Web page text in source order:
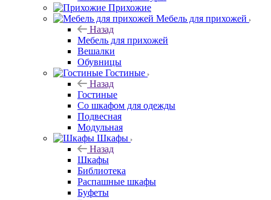
Прихожие
Мебель для прихожей
Назад
Мебель для прихожей
Вешалки
Обувницы
Гостиные
Назад
Гостиные
Со шкафом для одежды
Подвесная
Модульная
Шкафы
Назад
Шкафы
Библиотека
Распашные шкафы
Буфеты